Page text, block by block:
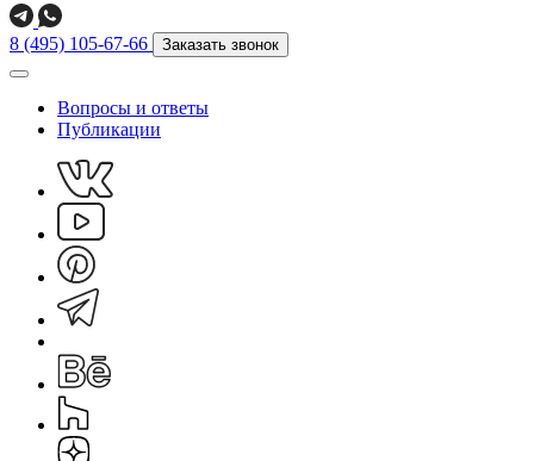
8 (495) 105-67-66 Заказать звонок
Вопросы и ответы
Публикации